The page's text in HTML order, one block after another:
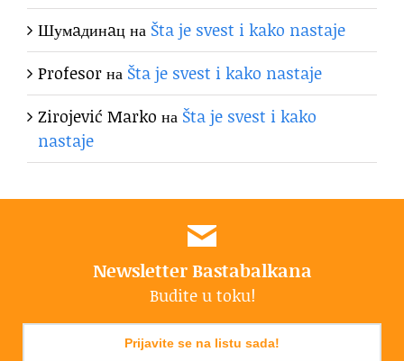
Шумaдинaцна Šta je svest i kako nastaje
Profesorна Šta je svest i kako nastaje
Zirojević Marko на Šta je svest i kako
nastaje
Newsletter Bastabalkana
Budite u toku!
Prijavite se na listu sada!